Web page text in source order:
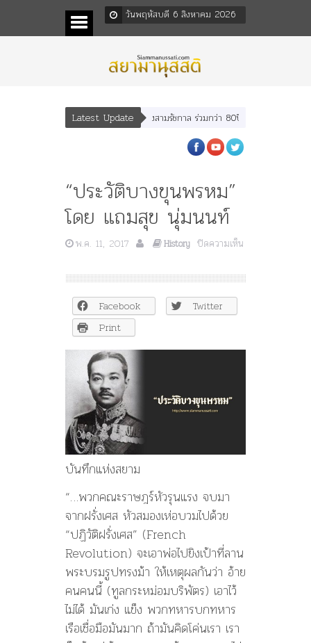
วันพฤหัสบดี 6 สิงหาคม 2026
Latest Update
ฎร หลังกระทำมิบังควรต่อในหลวงสามรัชกาล ร่วมกว่า 80ปี ร.๖ สร้าง “จุฬาลงกร
“ประวัติบางขุนพรหม”
โดย แถมสุข นุ่มนนท์
พ.ค. 11, 2017 History ปิดความเห็น
“ประวัติ
บาง
ขุน
พรหม”
โดย
แถม
สุข
นนท์
Facebook
Twitter
Print
บันทึกแห่งสยาม
“…พวกคณะราษฎร์หัวรุนแรง จบมา
จากฝรั่งเศส หัวสมองเห่อบวมไปด้วย
“ปฏิวัติฝรั่งเศส” (French
Revolution) จะเอาพ่อไปยิงเป้าที่ลาน
พระบรมรูปทรงม้า ให้เหตุผลกันว่า อ้าย
คนคนนี้ (ทูลกระหม่อมบริพัตร) เอาไว้
ไม่ได้ มันเก่ง แข็ง พวกทหารบกทหาร
เรือเชื่อมือมันมาก ถ้ามันคิดโค่นเรา เรา